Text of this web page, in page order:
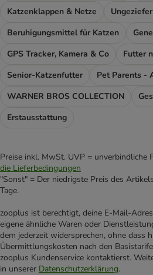
Katzenklappen & Netze
Beruhigungsmittel für Katzen
GPS Tracker, Kamera & Co
Futter
Senior-Katzenfutter
Pet Parents -
WARNER BROS COLLECTION
Erstausstattung
Preise inkl. MwSt. UVP = unverbindliche
die Lieferbedingungen
"Sonst" = Der niedrigste Preis des
Tage.
zooplus ist berechtigt, deine E-Mail-
eigene ähnliche Waren oder
dem jederzeit widersprechen, ohne dass
Übermittlungskosten nach den
zooplus Kundenservice kontaktierst.
in unserer Datenschutzerklärung.